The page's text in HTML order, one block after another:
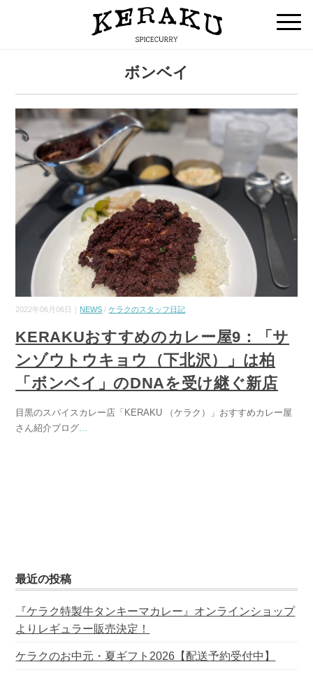
ボンベイ
2022年06月06日｜ NEWS /ケラクのスタッフ日記
KERAKUおすすめのカレー屋9：「サ
ンゾウトウキョウ（下北沢）」は柏
「ボンベイ」のDNAを受け継ぐ新店
目黒のスパイスカレー店「KERAKU （ケラク）」おすすめカレー屋
さん紹介ブログ
最近の投稿
『ケラク特製牛タンキーマカレー』オンラインショップ
よりレギュラー販売決定！
ケラクのお中元・夏ギフト2026【配送予約受付中】